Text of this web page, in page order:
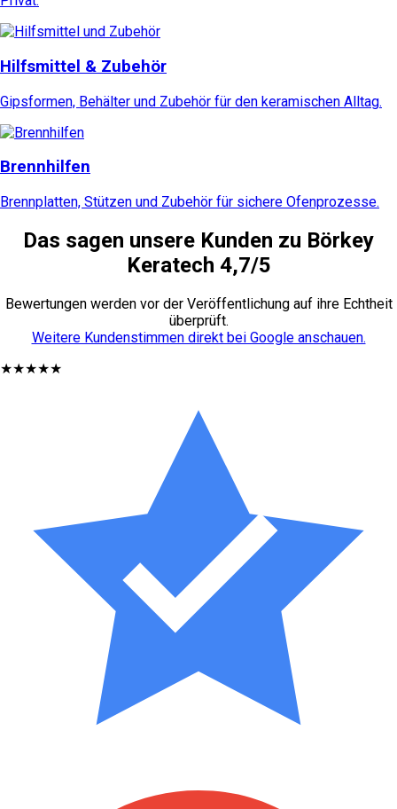
Hilfsmittel & Zubehör
Gipsformen, Behälter und Zubehör für den keramischen Alltag.
Brennhilfen
Brennplatten, Stützen und Zubehör für sichere Ofenprozesse.
Das sagen unsere Kunden zu Börkey
Keratech 4,7/5
Bewertungen werden vor der Veröffentlichung auf ihre Echtheit
überprüft.
Weitere Kundenstimmen direkt bei Google anschauen.
★★★★★